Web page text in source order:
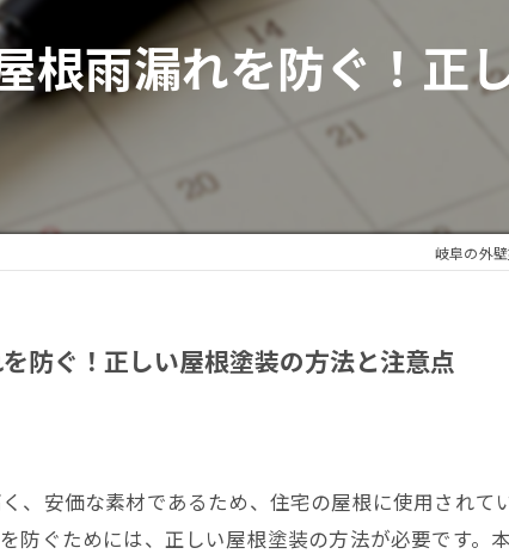
根雨漏れを防ぐ！正
岐阜の外
防ぐ！正しい屋根塗装の方法と注意点
、安価な素材であるため、住宅の屋根に使用され
防ぐためには、正しい屋根塗装の方法が必要です